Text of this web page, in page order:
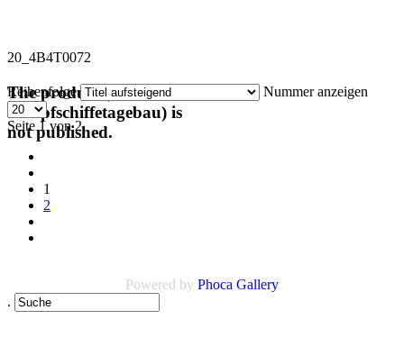
20_4B4T0072
The product (code :
dampfschiffetagebau) is
not published.
Reihenfolge Nummer anzeigen
Seite 1 von 2
1
2
Powered by Phoca Gallery
.